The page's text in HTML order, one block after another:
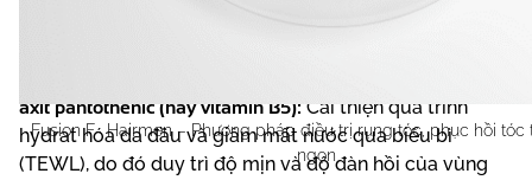
Fusion F- Hairmen – Phương pháp điều trị rụng tóc, phục hồi tóc
ngọn
ngoại bào, có khả năng humectant, giúp dưỡng ẩm và
axit pantothenic (hay vitamin B5):Cải thiện quá trình
hydrat hóa da đầu và giảm mất nước qua biểu bì
(TEWL), do đó duy trì độ mịn và độ đàn hồi của vùng